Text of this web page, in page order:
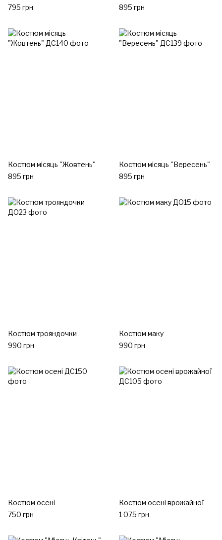
795 грн
895 грн
Костюм місяць "Жовтень"
895 грн
Костюм місяць "Вересень"
895 грн
Костюм трояндочки
990 грн
Костюм маку
990 грн
Костюм осені
750 грн
Костюм осені врожайної
1 075 грн